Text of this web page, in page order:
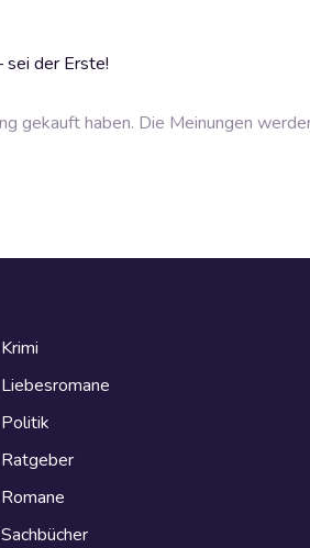
sei der Erste!
gekauft haben. Die Meinungen
Krimi
Liebesromane
Politik
Ratgeber
Romane
Sachbücher